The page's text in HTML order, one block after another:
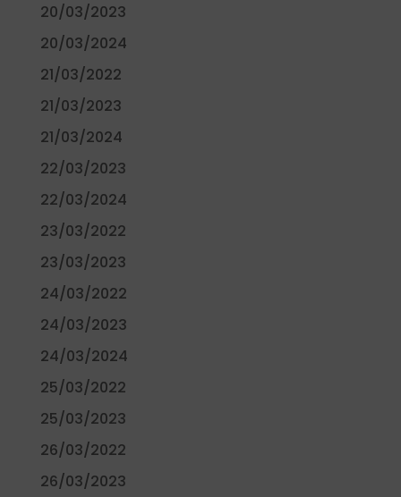
20/03/2023
20/03/2024
21/03/2022
21/03/2023
21/03/2024
22/03/2023
22/03/2024
23/03/2022
23/03/2023
24/03/2022
24/03/2023
24/03/2024
25/03/2022
25/03/2023
26/03/2022
26/03/2023